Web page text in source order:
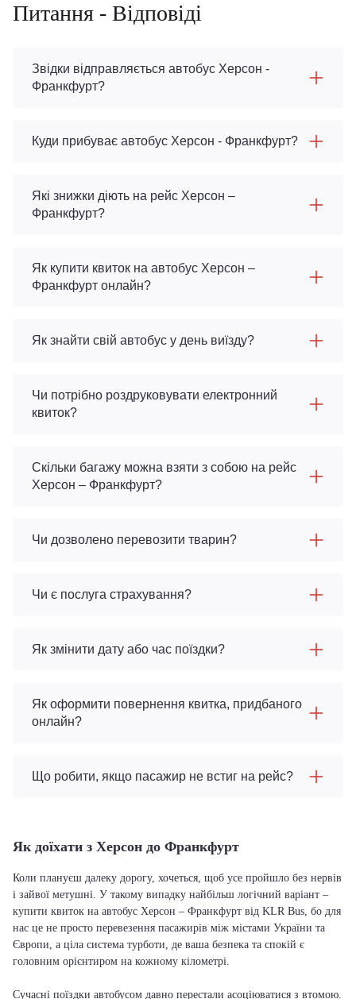
Питання - Відповіді
Звідки відправляється автобус Херсон -
Франкфурт?
Куди прибуває автобус Херсон - Франкфурт?
Які знижки діють на рейс Херсон –
Франкфурт?
Як купити квиток на автобус Херсон –
Франкфурт онлайн?
Як знайти свій автобус у день виїзду?
Чи потрібно роздруковувати електронний
квиток?
Скільки багажу можна взяти з собою на рейс
Херсон – Франкфурт?
Чи дозволено перевозити тварин?
Чи є послуга страхування?
Як змінити дату або час поїздки?
Як оформити повернення квитка, придбаного
онлайн?
Що робити, якщо пасажир не встиг на рейс?
Як доїхати з Херсон до Франкфурт
Коли плануєш далеку дорогу, хочеться, щоб усе пройшло без нервів
і зайвої метушні. У такому випадку найбільш логічний варіант –
купити квиток на автобус Херсон – Франкфурт від KLR Bus, бо для
нас це не просто перевезення пасажирів між містами України та
Європи, а ціла система турботи, де ваша безпека та спокій є
головним орієнтиром на кожному кілометрі.
Сучасні поїздки автобусом давно перестали асоціюватися з втомою.